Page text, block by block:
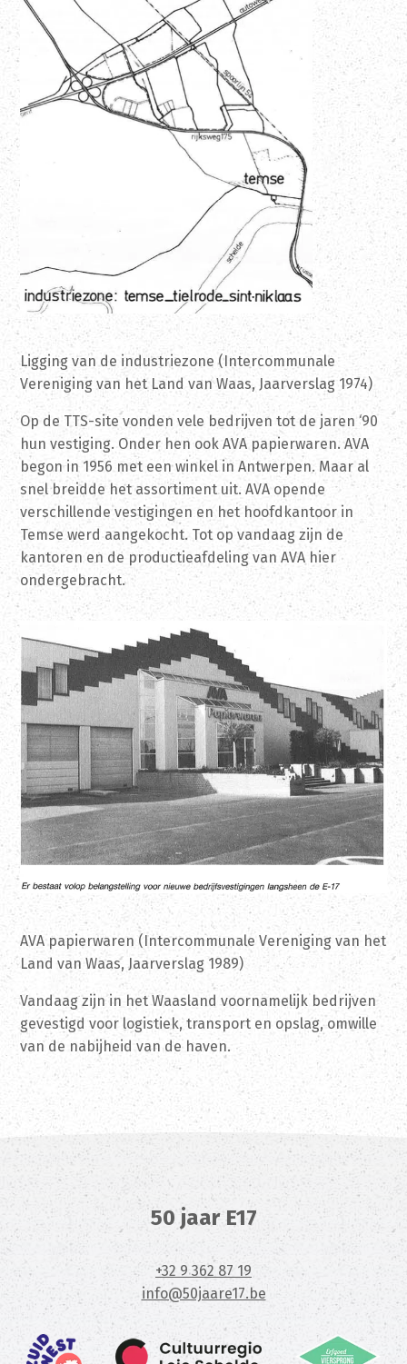
Ligging van de industriezone (Intercommunale
Vereniging van het Land van Waas, Jaarverslag 1974)
Op de TTS-site vonden vele bedrijven tot de jaren ‘90
hun vestiging. Onder hen ook AVA papierwaren. AVA
begon in 1956 met een winkel in Antwerpen. Maar al
snel breidde het assortiment uit. AVA opende
verschillende vestigingen en het hoofdkantoor in
Temse werd aangekocht. Tot op vandaag zijn de
kantoren en de productieafdeling van AVA hier
ondergebracht.
AVA papierwaren (Intercommunale Vereniging van het
Land van Waas, Jaarverslag 1989)
Vandaag zijn in het Waasland voornamelijk bedrijven
gevestigd voor logistiek, transport en opslag, omwille
van de nabijheid van de haven.
50 jaar E17
+32 9 362 87 19
info@50jaare17.be